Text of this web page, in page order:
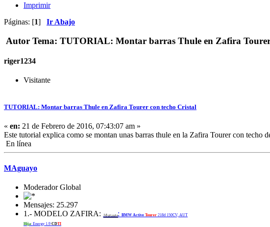
Imprimir
Páginas: [1] Ir Abajo
Autor Tema: TUTORIAL: Montar barras Thule en Zafira
riger1234
Visitante
TUTORIAL: Montar barras Thule en Zafira Tourer con techo Cristal
« en: 21 de Febrero de 2016, 07:43:07 am »
Este tutorial explica como se montan unas barras thule en la Zafira Tourer con techo
En línea
MAguayo
Moderador Global
Mensajes: 25.297
1.- MODELO ZAFIRA:
Mutante: BMW Active Tourer 218d 150CV, AUT
Hija: Energy 1.9 CDTI